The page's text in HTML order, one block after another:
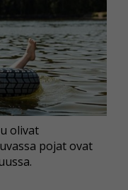
olivat
pojat ovat